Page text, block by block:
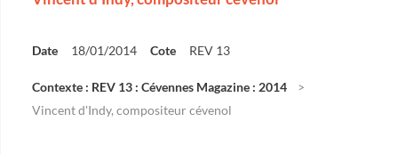
Date 18/01/2014 Cote REV 13
Contexte : REV 13 : Cévennes Magazine : 2014
Vincent d'Indy, compositeur cévenol